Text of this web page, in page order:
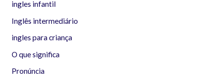
ingles infantil
Inglês intermediário
ingles para criança
O que significa
Pronúncia